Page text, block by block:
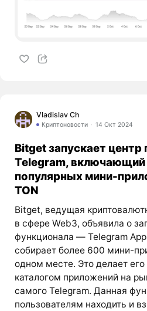
Vladislav Ch
Криптоновости 14 Окт 2024
Bitget запускает
Telegram,
популярных мини-
TON
Bitget, ведущая
в сфере Web3, объявила о
функционала — Telegram
собирает более 600 мини-
одном месте. Это делает
каталогом приложений на
самого Telegram. Данная
пользователям находить и